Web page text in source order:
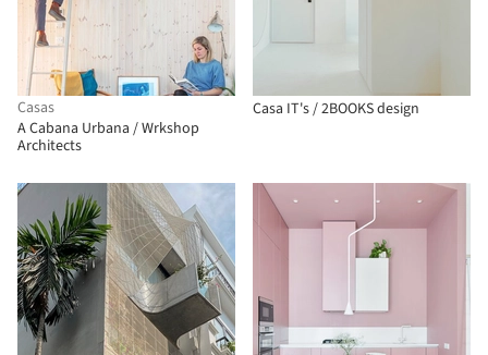
Casas
A Cabana Urbana / Wrkshop
Architects
Casa IT's / 2BOOKS design